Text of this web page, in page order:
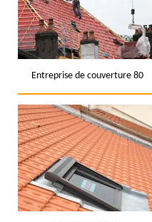
Entreprise de couverture 80